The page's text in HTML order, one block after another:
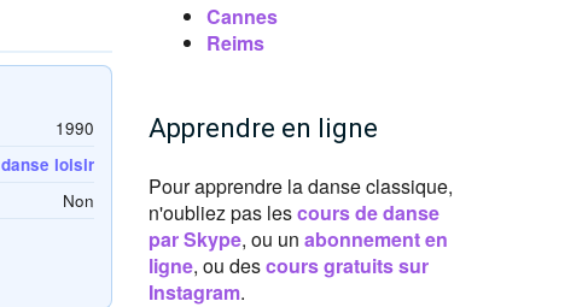
1990
danse loisir
Non
Cannes
Reims
Apprendre en ligne
Pour apprendre la danse classique,
n'oubliez pas lescours de danse
par Skype, ou un abonnement en
ligne, ou descours gratuits sur
Instagram.